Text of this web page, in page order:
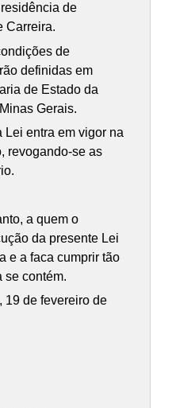
de
Carreira.
de
definidas em
de Estado da
Gerais.
Lei entra em vigor na
revogando-se as
a quem o
da presente Lei
e a faca cumprir tão
se contém.
19 de fevereiro de